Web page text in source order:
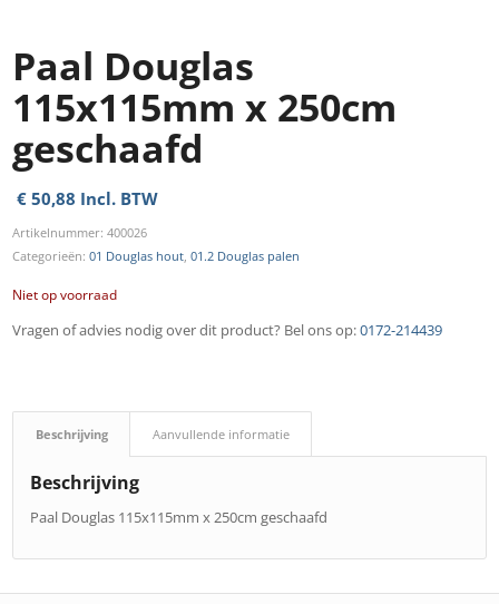
Paal Douglas
115x115mm x 250cm
geschaafd
€ 50,88 Incl. BTW
Artikelnummer:400026
Categorieën:01 Douglas hout,01.2 Douglas palen
Niet op voorraad
Vragen of advies nodig over dit product? Bel ons op:0172-214439
Beschrijving Aanvullende informatie
Beschrijving
Paal Douglas 115x115mm x 250cm geschaafd